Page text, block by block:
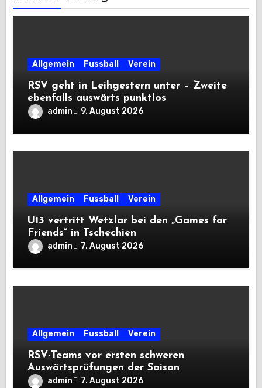
Allgemein Fussball Verein
RSV geht in Leihgestern unter – Zweite
ebenfalls auswärts punktlos
admin 9. August 2026
Allgemein Fussball Verein
U13 vertritt Wetzlar bei den „Games for
Friends“ in Tschechien
admin 7. August 2026
Allgemein Fussball Verein
RSV-Teams vor ersten schweren
Auswärtsprüfungen der Saison
admin 7. August 2026